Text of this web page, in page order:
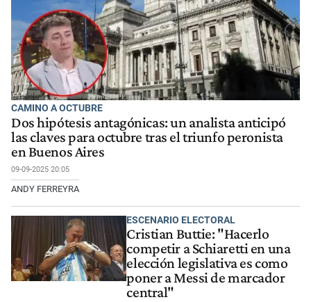
CAMINO A OCTUBRE
Dos hipótesis antagónicas: un analista anticipó
las claves para octubre tras el triunfo peronista
en Buenos Aires
09-09-2025 20:05
ANDY FERREYRA
ESCENARIO ELECTORAL
Cristian Buttie: "Hacerlo
competir a Schiaretti en una
elección legislativa es como
poner a Messi de marcador
central"